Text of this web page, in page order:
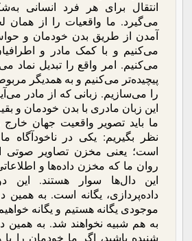
انتقال برای هر فرد انسانی
می‌گیرد. ما واقعیات را از همان
آمدن از طریق بدن خودمان و
می‌کنیم و با کمک مادر و
می‌کنیم. امر واقع را تبدیل نماد
پیچیده‌تر می‌کنیم و به همدیگر
را می‌سازیم. زبانی که از مادر
این زبان مادری با بدن خودمان و
ما باید تصویر واقعیت جهان
نظر بگیریم: یکی در ناخودآگاه
است؛ یعنی مخزن تصاویر صوتی
روان ما که مخزن داده‌ها و
این دال‌ها سوار هستند. این
داده‌پردازی، یگانه است. به همین
موجودی یگانه هستیم و یگانه
به هم شبیه نخواهند شد. به همین
شنیده باشید، اگر ما خودمان را با